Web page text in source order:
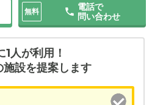
無料
電話で
問い合わせ
人が利用！
施設を提案します